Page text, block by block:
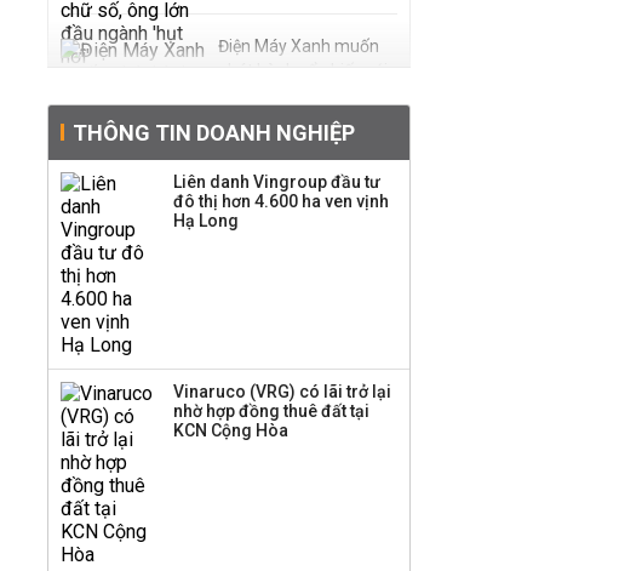
Điện Máy Xanh muốn
phát hành cổ phiếu với
Sau nhịp điều chỉnh
mạnh, CTCK nhìn thấy
cơ hội ở nhóm cổ phiếu
thanh lý toàn bộ cửa
hàng
THÔNG TIN DOANH NGHIỆP
Liên danh Vingroup đầu tư
đô thị hơn 4.600 ha ven vịnh
Hạ Long
Vinaruco (VRG) có lãi trở lại
nhờ hợp đồng thuê đất tại
KCN Cộng Hòa